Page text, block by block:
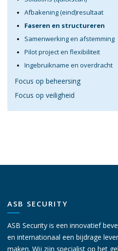
Afbakening (eind)resultaat
Faseren en structureren
Samenwerking en afstemming
Pilot project en flexibiliteit
Ingebruikname en overdracht
Focus op beheersing
Focus op veiligheid
ASB SECURITY
ASB Security is een innovatief
en internationaal een bijdrage
maken. Wij zijn specialist op het